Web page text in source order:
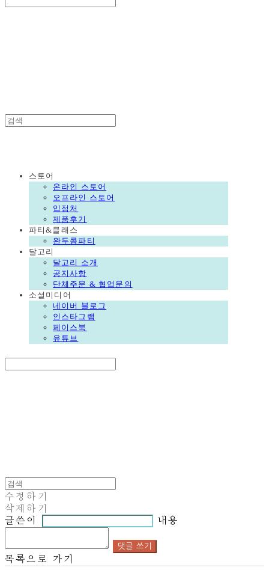
스토어
온라인 스토어
오프라인 스토어
입점처
제품후기
파티&클래스
완두콩파티
달고리
달고리 소개
공지사항
단체주문 & 협업문의
소셜미디어
네이버 블로그
인스타그램
페이스북
유튜브
수정하기
삭제하기
글쓴이
내용
댓글 쓰기
목록으로 가기